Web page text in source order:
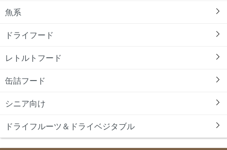
魚系
ドライフード
レトルトフード
缶詰フード
シニア向け
ドライフルーツ＆ドライベジタブル